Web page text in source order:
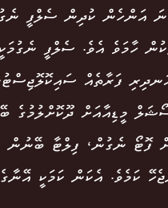
އަންހެން ކުދިން ސެލްފީ
ހާމަވެ އެވެ. ސެލްފީ
ފަރާތެއް
މީޑިއާއަށް ދޫކޮށްލުމުގެ
ފޮޓޯ ނެގުން، ފިލްޓާ
ކަމެވެ. އެކަން ކަމަކީ